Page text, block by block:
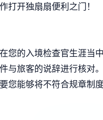
打开独扇扇便利之门！
您的入境检查官生涯
与旅客的说辞进行核对
您能够将不符合规章